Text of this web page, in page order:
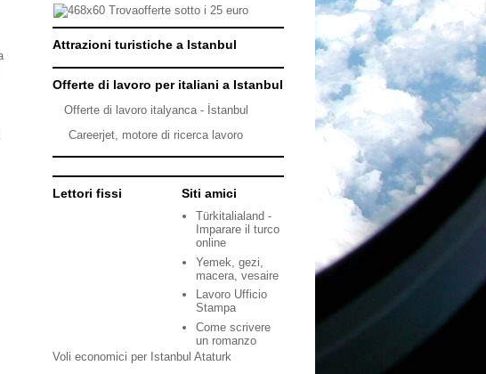
Attrazioni turistiche a Istanbul
Offerte di lavoro per italiani a Istanbul
Offerte di lavoro italyanca - İstanbul
Careerjet, motore di ricerca lavoro
Lettori fissi Siti amici
Türkitalialand -
Imparare il turco
online
Yemek, gezi,
macera, vesaire
Lavoro Ufficio
Stampa
Come scrivere
un romanzo
Voli economici per Istanbul Ataturk